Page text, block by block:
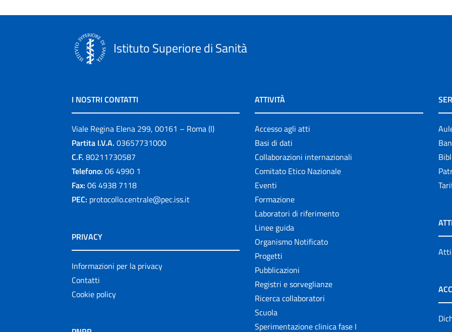
Istituto Superiore di Sanità
I NOSTRI CONTATTI
Viale Regina Elena 299, 00161 – Roma (I)
Partita I.V.A. 03657731000
C.F. 80211730587
Telefono: 06 4990 1
Fax: 06 4938 7118
PEC: protocollo.centrale@pec.iss.it
PRIVACY
Informazioni per la privacy
Contatti
Cookie policy
ATTIVITÀ
Accesso agli atti
Basi di dati
Collaborazioni internazionali
Comitato Etico Nazionale
Eventi
Formazione
Laboratori di riferimento
Linee guida
Organismo Notificato
Progetti
Pubblicazioni
Registri e sorveglianze
Ricerca collaboratori
Scuola
Sperimentazione clinica fase I
Atti